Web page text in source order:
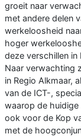
groeit naar
met andere delen
werkeloosheid
hoger
deze verschillen
Naar verwachting
in Regio Alkmaar,
van de ICT-,
waarop de
ook voor de Kop
met de